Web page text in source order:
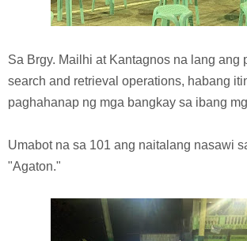
Sa Brgy. Mailhi at Kantagnos na lang ang
search and retrieval operations, habang
paghahanap ng mga bangkay sa ibang
Umabot na sa 101 ang naitalang nasawi
"Agaton."